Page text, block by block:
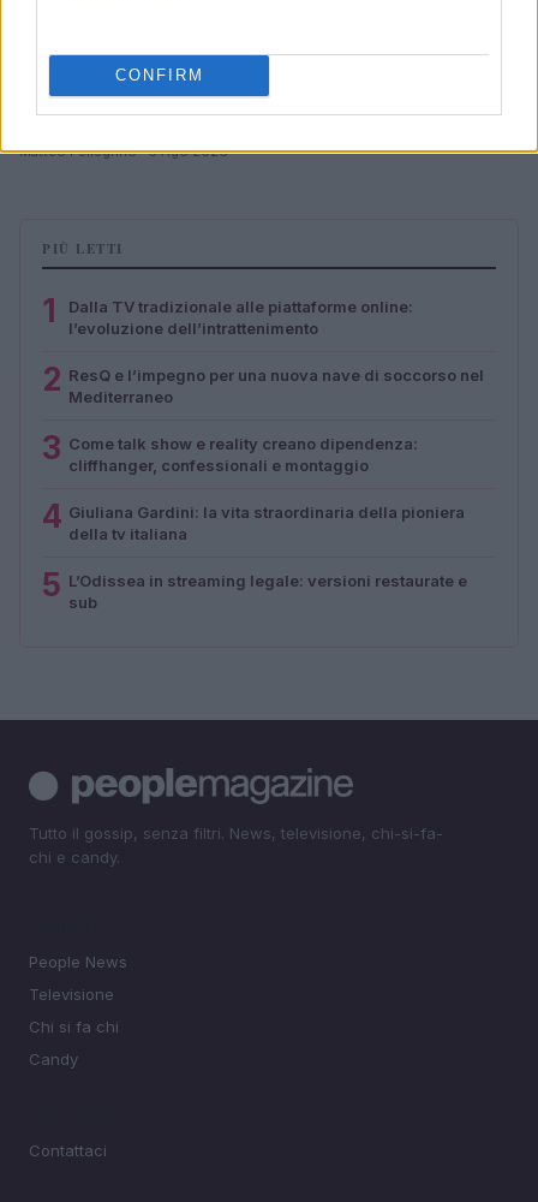
CONFIRM
Come talk show e reality creano dipendenza:
cliffhanger, confessionali e montaggio
Matteo Pellegrino · 6 Ago 2026
PIÙ LETTI
1
Dalla TV tradizionale alle piattaforme online:
l’evoluzione dell’intrattenimento
2 ResQ e l’impegno per una nuova nave di soccorso nel
Mediterraneo
3 Come talk show e reality creano dipendenza:
cliffhanger, confessionali e montaggio
4 Giuliana Gardini: la vita straordinaria della pioniera
della tv italiana
5 L’Odissea in streaming legale: versioni restaurate e
sub
Tutto il gossip, senza filtri. News, televisione, chi-si-fa-
chi e candy.
People News
Televisione
Chi si fa chi
Candy
Contattaci